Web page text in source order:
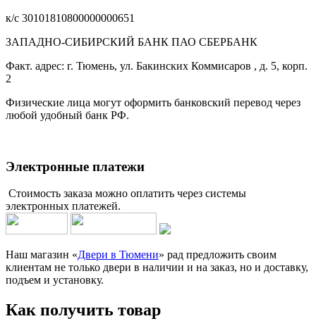
к/с 30101810800000000651
ЗАПАДНО-СИБИРСКИЙ БАНК ПАО СБЕРБАНК
Факт. адрес: г. Тюмень, ул. Бакинских Коммисаров , д. 5, корп.
2
Физические лица могут оформить банковский перевод через
любой удобный банк РФ.
Электронные платежи
Стоимость заказа можно оплатить через системы
электронных платежей.
Наш магазин «Двери в Тюмени» рад предложить своим
клиентам не только двери в наличии и на заказ, но и доставку,
подъем и установку.
Как получить товар